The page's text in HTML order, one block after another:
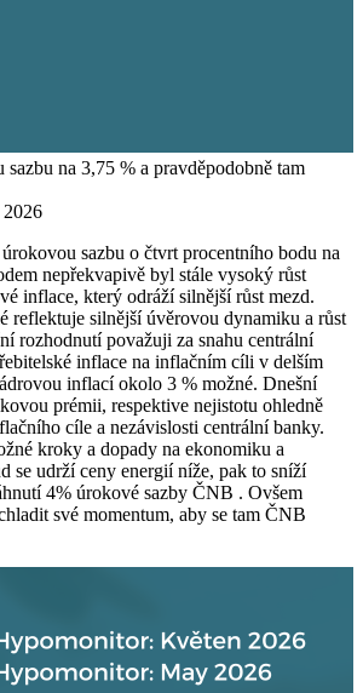
na 3,75 % a pravděpodobně tam
2026
sazbu o čtvrt procentního bodu na
nepřekvapivě byl stále vysoký růst
inflace, který odráží silnější růst mezd.
reflektuje silnější úvěrovou dynamiku a růst
rozhodnutí považuji za snahu centrální
inflace na inflačním cíli v delším
inflací okolo 3 % možné. Dnešní
prémii, respektive nejistotu ohledně
cíle a nezávislosti centrální banky.
kroky a dopady na ekonomiku a
se udrží ceny energií níže, pak to sníží
4% úrokové sazby ČNB . Ovšem
své momentum, aby se tam ČNB